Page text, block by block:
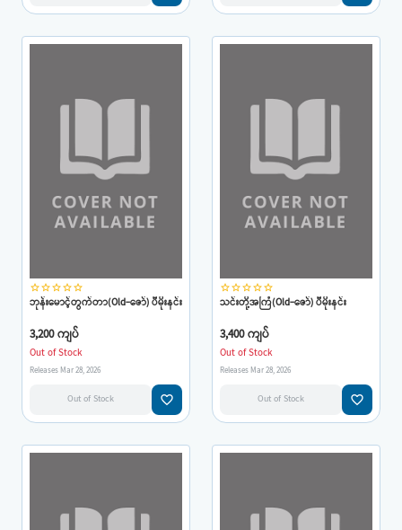
star_borderstar_borderstar_borderstar_borderstar_border
ဘုန်းမောင့်တွက်တာ(Old-ဇော်) ပီမိုးနင်း
3,200 ကျပ်
Out of Stock
Releases Mar 28, 2026
Out of Stock favorite_border
star_borderstar_borderstar_borderstar_borderstar_border
သင်းတို့အကြံ(Old-ဇော်) ပီမိုးနင်း
3,400 ကျပ်
Out of Stock
Releases Mar 28, 2026
Out of Stock favorite_border